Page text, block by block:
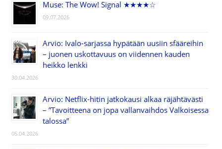
Muse: The Wow! Signal ★★★★☆
09.07.2026
Arvio: Ivalo-sarjassa hypätään uusiin sfääreihin
– juonen uskottavuus on viidennen kauden
heikko lenkki
30.04.2026
Arvio: Netflix-hitin jatkokausi alkaa räjähtävästi
– ”Tavoitteena on jopa vallanvaihdos Valkoisessa
talossa”
05.04.2026